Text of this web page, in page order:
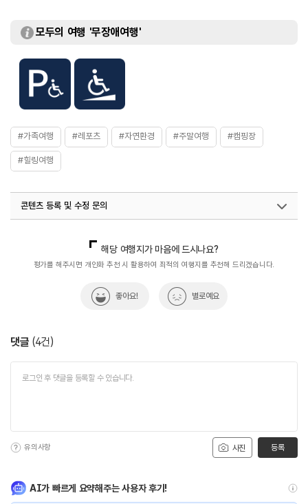
- 청단풍 캠핑장 33,000원
- 자작나무 캠핑장 33,000원
※ 이용요금은 변동될 수 있으므로 자세한 사항은 홈페이지
참조
캠핑장 / 매점 / 식기세척장 / 샤워장 / 다목적 운동장 등
화장실
모두의 여행 '무장애여행'
#가족여행 #레포츠 #자연환경 #주말여행 #캠핑장
#힐링여행
콘텐츠 등록 및 수정 문의
열린관광콘텐츠팀(열린관광-모두의여행)
033-738-3425
해당 여행지가 마음에 드시나요?
평가를 해주시면 개인화 추천 시 활용하여 최적의 여행지를 추천해 드리겠습니다.
좋아요! 별로예요
댓글 (4건)
사진
유의사항 등록
AI가 빠르게 요약해주는 사용자 후기!